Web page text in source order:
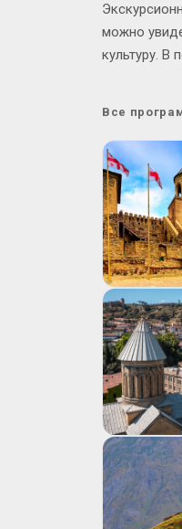
можно
культуру. В
Все